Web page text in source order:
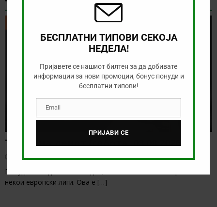
Тикет на денот (сабота, 08.08.2026)
август 8, 2026
Понудата за денес е солидна, а веќе бележиме старт на
некои европски лиги. Ова е […]
БЕСПЛАТНИ ТИПОВИ СЕКОЈА
НЕДЕЛА!
Пријавете се нашиот билтен за да добивате
информации за нови промоции, бонус понуди и
бесплатни типови!
EmailEmail
ПРИЈАВИ СЕ